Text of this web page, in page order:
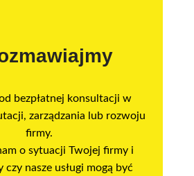
bezpłatnej konsultacji w
zarządzania lub rozwoju
firmy.
o sytuacji Twojej firmy i
czy nasze usługi mogą być